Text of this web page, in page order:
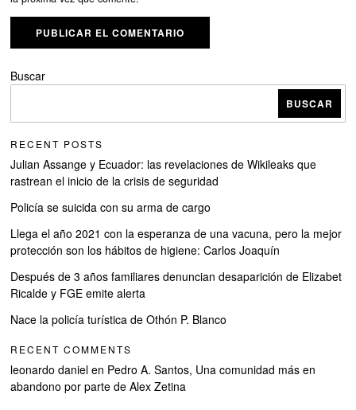
Buscar
BUSCAR
RECENT POSTS
Julian Assange y Ecuador: las revelaciones de Wikileaks que
rastrean el inicio de la crisis de seguridad
Policía se suicida con su arma de cargo
Llega el año 2021 con la esperanza de una vacuna, pero la mejor
protección son los hábitos de higiene: Carlos Joaquín
Después de 3 años familiares denuncian desaparición de Elizabet
Ricalde y FGE emite alerta
Nace la policía turística de Othón P. Blanco
RECENT COMMENTS
leonardo daniel en Pedro A. Santos, Una comunidad más en
abandono por parte de Alex Zetina